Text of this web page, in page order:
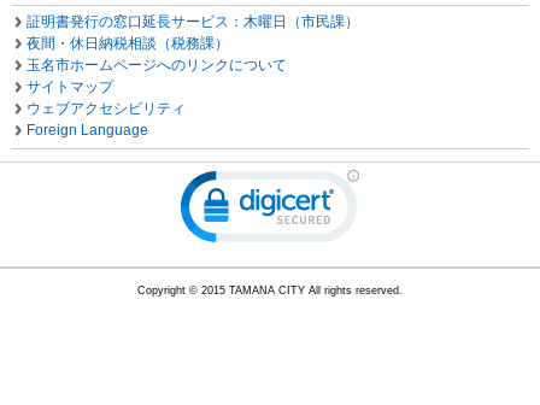
証明書発行の窓口延長サービス：木曜日（市民課）
夜間・休日納税相談（税務課）
玉名市ホームページへのリンクについて
サイトマップ
ウェブアクセシビリティ
Foreign Language
Copyright © 2015 TAMANA CITY All rights reserved.